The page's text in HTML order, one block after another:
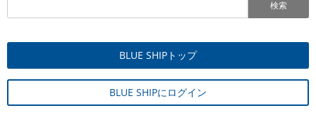
検索
BLUE SHIPトップ
BLUE SHIPにログイン